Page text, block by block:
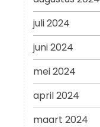
juli 2024
juni 2024
mei 2024
april 2024
maart 2024